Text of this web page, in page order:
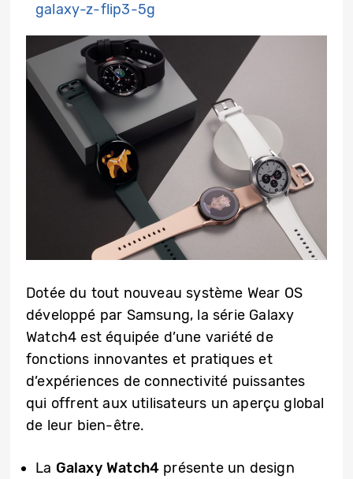
galaxy-z-flip3-5g
Dotée du tout nouveau système Wear OS
développé par Samsung, la série Galaxy
Watch4 est équipée d’une variété de
fonctions innovantes et pratiques et
d’expériences de connectivité puissantes
qui offrent aux utilisateurs un aperçu global
de leur bien-être.
La Galaxy Watch4 présente un design